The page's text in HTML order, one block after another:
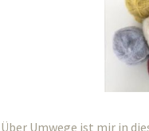
Über Umwege ist mir in